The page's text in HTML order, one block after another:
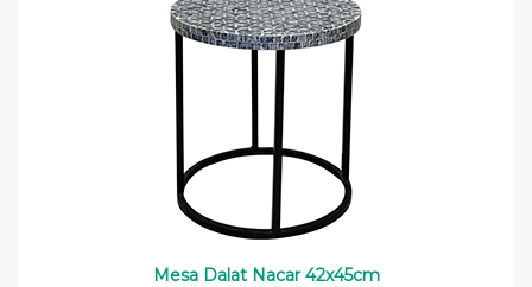
Mesa Dalat Nacar 42x45cm